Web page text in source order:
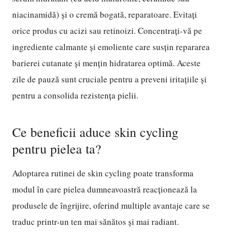
niacinamidă) și o cremă bogată, reparatoare. Evitați
orice produs cu acizi sau retinoizi. Concentrați-vă pe
ingrediente calmante și emoliente care susțin repararea
barierei cutanate și mențin hidratarea optimă. Aceste
zile de pauză sunt cruciale pentru a preveni iritațiile și
pentru a consolida rezistența pielii.
Ce beneficii aduce skin cycling
pentru pielea ta?
Adoptarea rutinei de skin cycling poate transforma
modul în care pielea dumneavoastră reacționează la
produsele de îngrijire, oferind multiple avantaje care se
traduc printr-un ten mai sănătos și mai radiant.